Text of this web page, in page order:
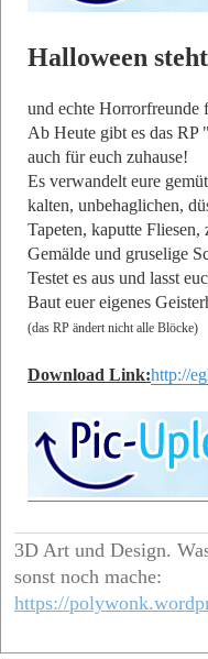
Halloween
und echte Horrorfreunde
Ab Heute gibt es das RP
auch für euch zuhause!
Es verwandelt eure
kalten, unbehaglichen,
Tapeten, kaputte Fliesen,
Gemälde und gruselige
Testet es aus und lasst
Baut euer eigenes
(das RP ändert nicht alle Blöcke)
Download Link:http://
3D Art und Design.
sonst noch mache:
https://